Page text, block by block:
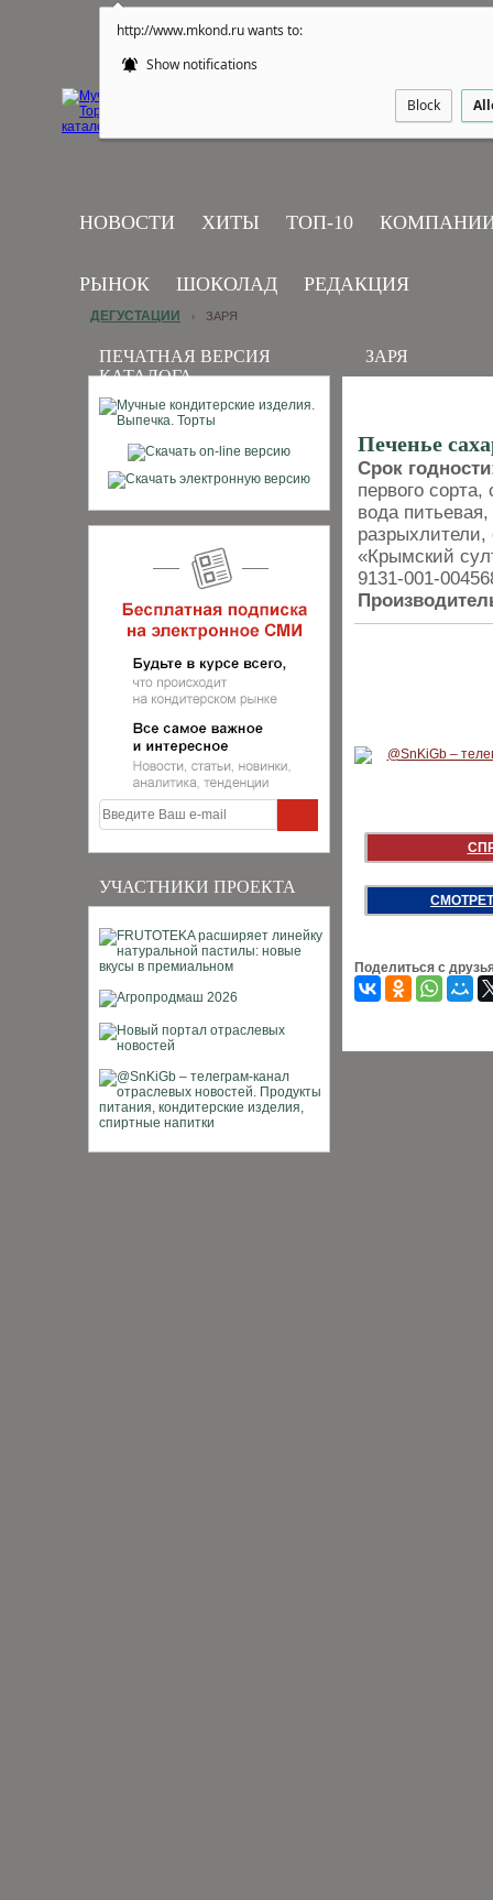
http://www.mkond.ru wants to:
Show notifications
Block
НОВОСТИ ХИТЫ ТОП-10
РЫНОК ШОКОЛАД РЕДАКЦИЯ
ПЕЧАТНАЯ ВЕРСИЯ
КАТАЛОГА
УЧАСТНИКИ ПРОЕКТА
ДЕГУСТАЦИИ › ЗАРЯ
ЗАРЯ
Печенье
Срок
первого
вода
разрыхлители,
«Крымский
9131-001-
Поделиться с